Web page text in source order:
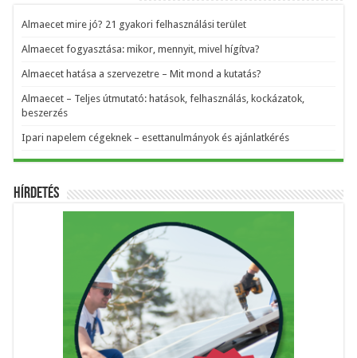
Almaecet mire jó? 21 gyakori felhasználási terület
Almaecet fogyasztása: mikor, mennyit, mivel hígítva?
Almaecet hatása a szervezetre – Mit mond a kutatás?
Almaecet – Teljes útmutató: hatások, felhasználás, kockázatok,
beszerzés
Ipari napelem cégeknek – esettanulmányok és ajánlatkérés
Hírdetés